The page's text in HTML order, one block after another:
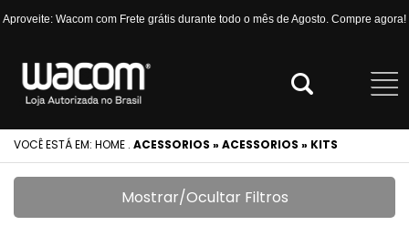
Aproveite: Wacom com Frete grátis durante todo o mês de Agosto. Compre agora!
VOCÊ ESTÁ EM: HOME . ACESSORIOS » ACESSORIOS » KITS
Mostrar/Ocultar Filtros